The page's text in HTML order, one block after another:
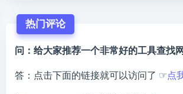
热门评论
问：给大家推荐一个非常好的工具查找
答：点击下面的链接就可以访问了 ☞点